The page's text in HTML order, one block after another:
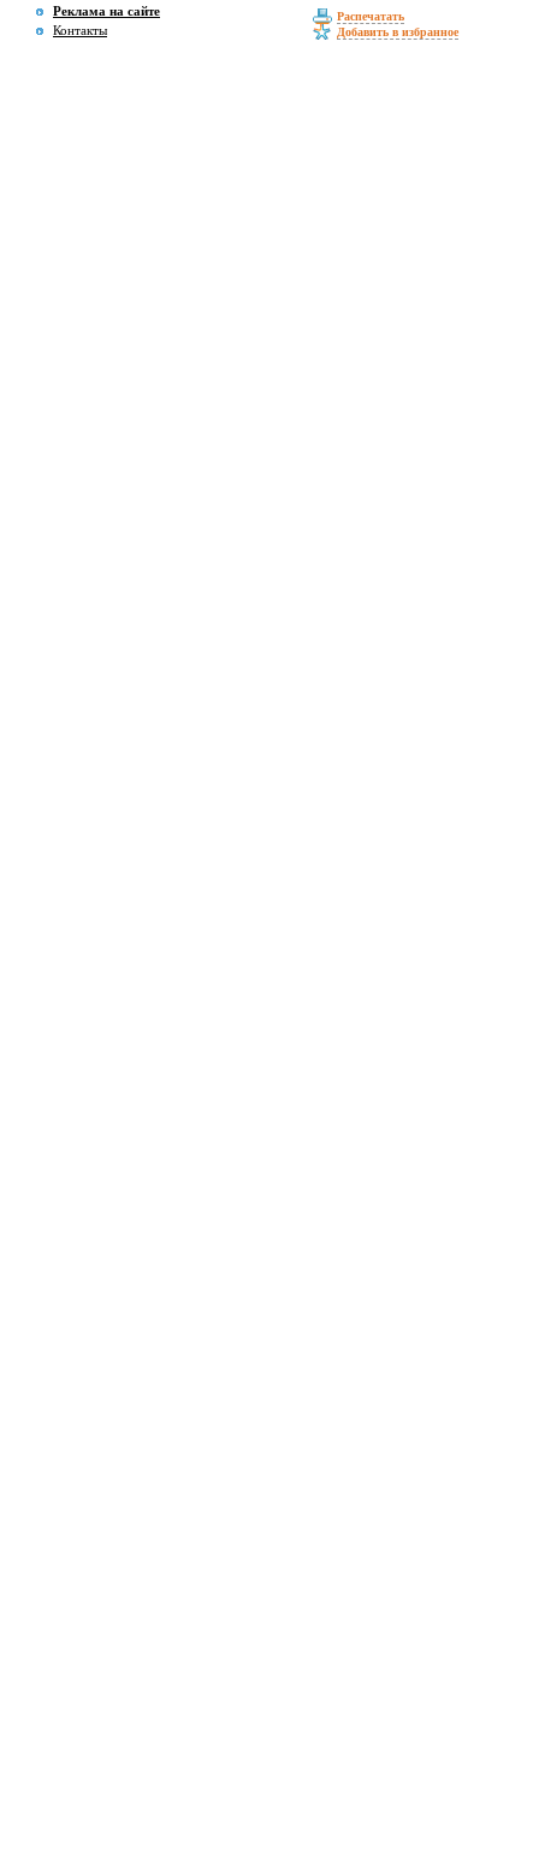
Реклама на сайте
Контакты
Распечатать
Добавить в избранное